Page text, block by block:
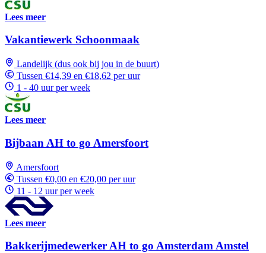
Lees meer
Vakantiewerk Schoonmaak
Landelijk (dus ook bij jou in de buurt)
Tussen €14,39 en €18,62 per uur
1 - 40 uur per week
Lees meer
Bijbaan AH to go Amersfoort
Amersfoort
Tussen €0,00 en €20,00 per uur
11 - 12 uur per week
Lees meer
Bakkerijmedewerker AH to go Amsterdam Amstel